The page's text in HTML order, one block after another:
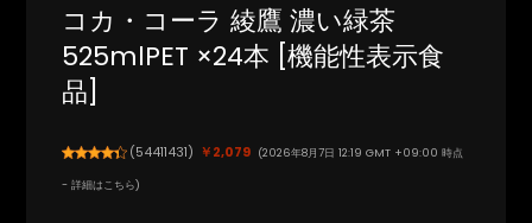
コカ・コーラ 綾鷹 濃い緑茶
525mlPET ×24本 [機能性表示食
品]
(54411431) ￥2,079 (2026年8月7日 12:19 GMT +09:00 時点
-詳細はこちら)